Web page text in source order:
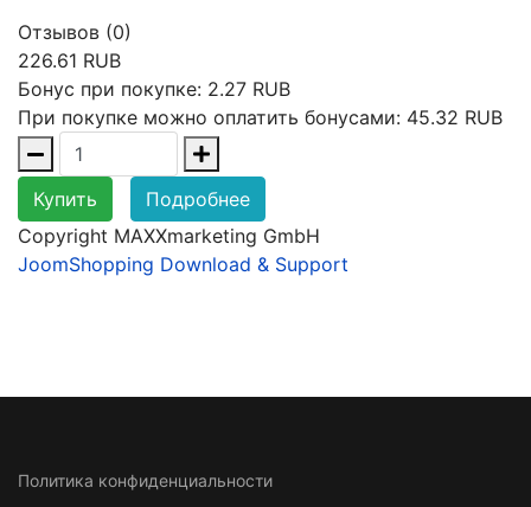
Отзывов (0)
226.61 RUB
Бонус при покупке: 2.27 RUB
При покупке можно оплатить бонусами: 45.32 RUB
Купить
Подробнее
Copyright MAXXmarketing GmbH
JoomShopping Download & Support
Политика конфиденциальности